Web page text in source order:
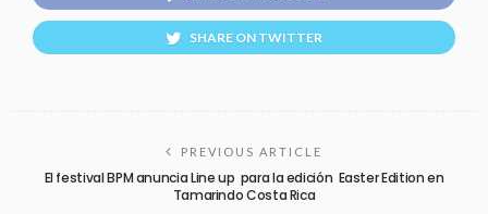
SHARE ON TWITTER
PREVIOUS ARTICLE
El festival BPM anuncia Line up para la edición Easter Edition en
Tamarindo Costa Rica